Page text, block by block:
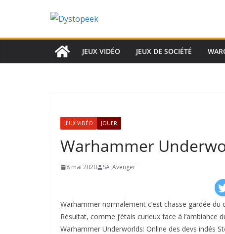
JEUX VIDÉO JEUX DE SOCIÉTÉ
JEUX VIDÉO JOUER
Warhammer
8 mai 2020 SA_Avenger
Warhammer normalement c’est chasse gardée
Résultat, comme j’étais curieux face à l’ambiance
Warhammer Underworlds: Online des devs indés